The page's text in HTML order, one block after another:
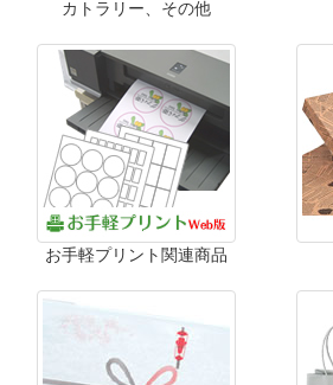
カトラリー、その他
お手軽プリント関連商品